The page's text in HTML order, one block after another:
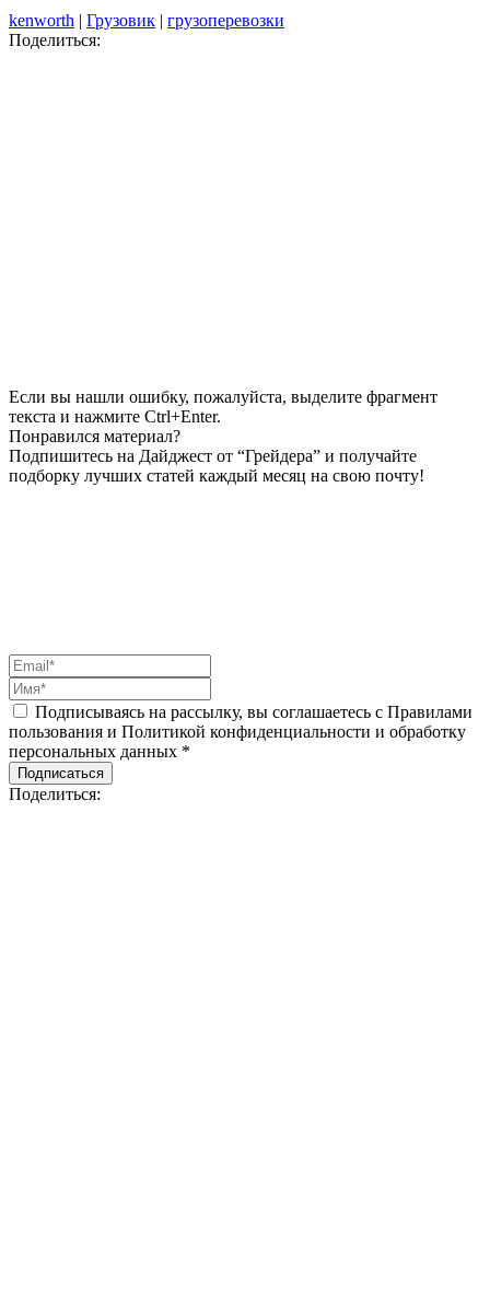
kenworth | Грузовик | грузоперевозки
Поделиться:
Если вы нашли ошибку, пожалуйста, выделите фрагмент
текста и нажмите Ctrl+Enter.
Понравился материал?
Подпишитесь на Дайджест от “Грейдера” и получайте
подборку лучших статей каждый месяц на свою почту!
Подписываясь на рассылку, вы соглашаетесь с Правилами
пользования и Политикой конфиденциальности и обработку
персональных данных *
Подписаться
Поделиться: